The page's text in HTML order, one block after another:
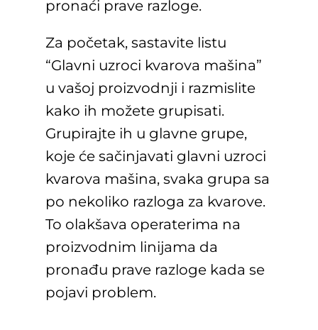
pronaći prave razloge.
Za početak, sastavite listu
“Glavni uzroci kvarova mašina”
u vašoj proizvodnji i razmislite
kako ih možete grupisati.
Grupirajte ih u glavne grupe,
koje će sačinjavati glavni uzroci
kvarova mašina, svaka grupa sa
po nekoliko razloga za kvarove.
To olakšava operaterima na
proizvodnim linijama da
pronađu prave razloge kada se
pojavi problem.